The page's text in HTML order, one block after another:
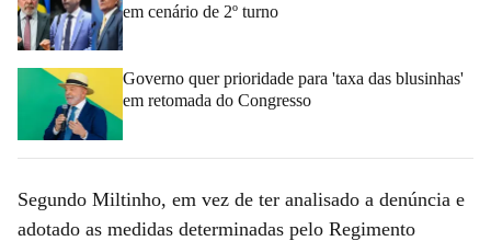
em cenário de 2º turno
Governo quer prioridade para 'taxa das blusinhas'
em retomada do Congresso
Segundo Miltinho, em vez de ter analisado a denúncia e
adotado as medidas determinadas pelo Regimento